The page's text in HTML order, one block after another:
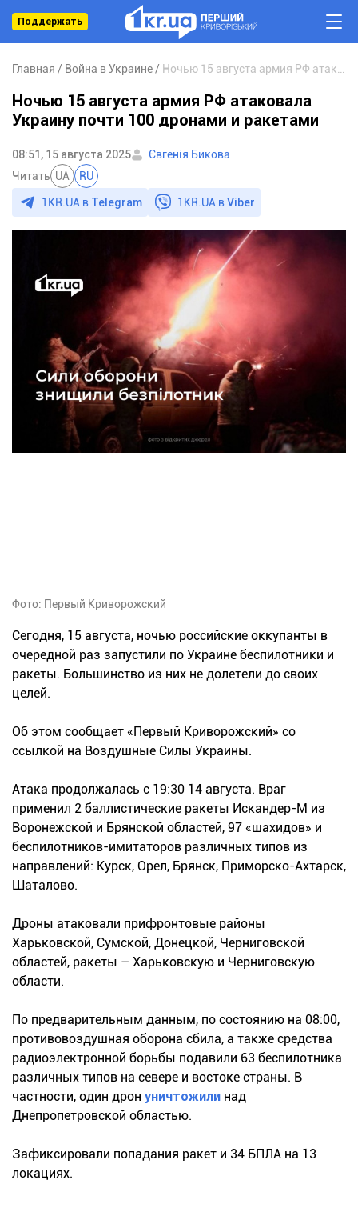
Поддержать
Главная Война в Украине
Ночью 15 августа армия РФ атаковала
Украину почти 100 дронами и ракетами
08:51, 15 августа 2025
Євгенія Бикова
Читать UA RU
1KR.UA в Telegram 1KR.UA вViber
Фото: Первый Криворожский
Сегодня, 15 августа, ночью российские оккупанты в
очередной раз запустили по Украине беспилотники и
ракеты. Большинство из них не долетели до своих
целей.
Об этом сообщает «Первый Криворожский» со
ссылкой на Воздушные Силы Украины.
Атака продолжалась с 19:30 14 августа. Враг
применил 2 баллистические ракеты Искандер-М из
Воронежской и Брянской областей, 97 «шахидов» и
беспилотников-имитаторов различных типов из
направлений: Курск, Орел, Брянск, Приморско-Ахтарск,
Шаталово.
Дроны атаковали прифронтовые районы
Харьковской, Сумской, Донецкой, Черниговской
областей, ракеты – Харьковскую и Черниговскую
области.
По предварительным данным, по состоянию на 08:00,
противовоздушная оборона сбила, а также средства
радиоэлектронной борьбы подавили 63 беспилотника
различных типов на севере и востоке страны. В
частности, один дрон уничтожили над
Днепропетровской областью.
Зафиксировали попадания ракет и 34 БПЛА на 13
локациях.